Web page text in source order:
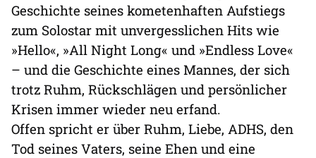
Geschichte seines kometenhaften Aufstiegs
zum Solostar mit unvergesslichen Hits wie
»Hello«, »All Night Long« und »Endless Love«
– und die Geschichte eines Mannes, der sich
trotz Ruhm, Rückschlägen und persönlicher
Krisen immer wieder neu erfand.
Offen spricht er über Ruhm, Liebe, ADHS, den
Tod seines Vaters, seine Ehen und eine